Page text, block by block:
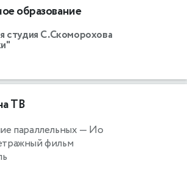
образование
студия С.Скоморохова
ТВ
параллельных — Ио
фильм